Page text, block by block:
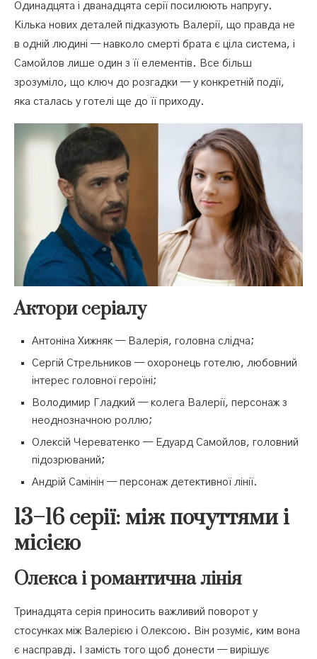
Одинадцята і дванадцята серії посилюють напругу.
Кілька нових деталей підказують Валерії, що правда не
в одній людині — навколо смерті брата є ціла система, і
Самойлов лише один з її елементів. Все більш
зрозуміло, що ключ до розгадки — у конкретній події,
яка сталась у готелі ще до її приходу.
Актори серіалу
Антоніна Хижняк — Валерія, головна слідча;
Сергій Стрельников — охоронець готелю, любовний
інтерес головної героїні;
Володимир Гладкий — колега Валерії, персонаж з
неоднозначною роллю;
Олексій Череватенко — Едуард Самойлов, головний
підозрюваний;
Андрій Самінін — персонаж детективної лінії.
13–16 серії: між почуттями і
місією
Олекса і романтична лінія
Тринадцята серія приносить важливий поворот у
стосунках між Валерією і Олексою. Він розуміє, ким вона
є насправді. І замість того щоб донести — вирішує